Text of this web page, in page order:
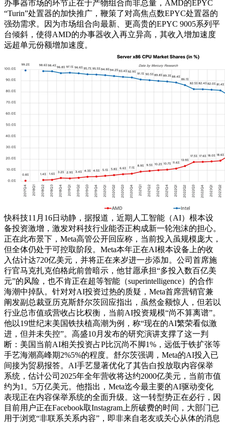
办事器市场的环节正在于产物组合而非总量，AMD的EPYC
“Turin”处置器的加快推广，鞭策了对高焦点数EPYC处置器的
强劲需求。因为市场组合向最新、更高贵的EPYC 9005系列平
台倾斜，使得AMD的办事器收入再立异高，其收入增加速度
远超单元份额增加速度。
快科技11月16日动静，据报道，近期人工智能（AI）根本设
备投资激增，激发对科技行业能否正构成新一轮泡沫的担心。
正在此布景下，Meta高管公开回应称，当前投入虽规模庞大，
但全体仍处于可控取阶段。Meta本年正在AI根本设备上的收
入估计达720亿美元，并将正在来岁进一步添加。公司首席施
行官马克扎克伯格此前曾暗示，他甘愿承担“多投入数百亿美
元”的风险，也不肯正在超等智能（superintelligence）的合作
海潮中掉队。针对对AI投资过热的质疑，Meta首席营销官兼
阐发副总裁亚历克斯舒尔茨回应指出，虽然金额惊人，但若以
行业总市值或营收占比权衡，当前AI投资规模“尚不算离谱”。
他以19世纪末美国铁扶植高潮为例，称“现在的AI繁荣看似激
进，但并未失控”。高盛10月发布的研究演讲支撑了这一判
断：美国当前AI相关投资占P比沉尚不脚1%，远低于铁扩张等
手艺海潮高峰期2%5%的程度。舒尔茨强调，Meta的AI投入已
间接为贸易报答。AI手艺显著优化了其告白投放取内容保举
系统，估计公司2025年全年营收将达约2000亿美元，当前市值
约为1。5万亿美元。他指出，Meta迄今最主要的AI驱动变化
表现正在内容保举系统的全面升级。这一转型势正在必行，因
目前用户正在Facebook取Instagram上所破费的时间，大部门已
用于浏览“非联系关系内容”，即非来自老友或关心从体的消息